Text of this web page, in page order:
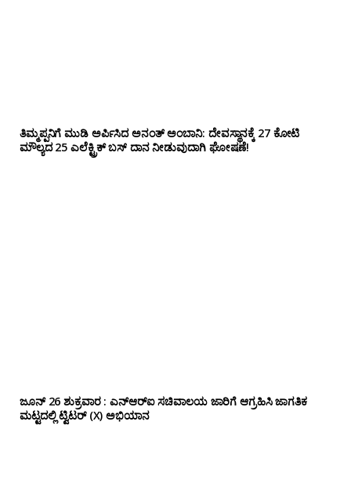
ತಿಮ್ಮಪ್ಪನಿಗೆ ಮುಡಿ ಅರ್ಪಿಸಿದ ಅನಂತ್ ಅಂಬಾನಿ: ದೇವಸ್ಥಾನಕ್ಕೆ 27 ಕೋಟಿ
ಮೌಲ್ಯದ 25 ಎಲೆಕ್ಟ್ರಿಕ್ ಬಸ್ ದಾನ ನೀಡುವುದಾಗಿ ಘೋಷಣೆ!
ಜೂನ್ 26 ಶುಕ್ರವಾರ : ಎನ್‌ಆರ್‌ಐ ಸಚಿವಾಲಯ ಜಾರಿಗೆ ಆಗ್ರಹಿಸಿ ಜಾಗತಿಕ
ಮಟ್ಟದಲ್ಲಿ ಟ್ವಿಟರ್ (X) ಅಭಿಯಾನ